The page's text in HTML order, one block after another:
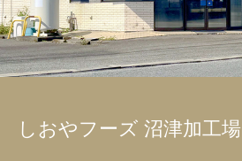
しおやフーズ 沼津加工場